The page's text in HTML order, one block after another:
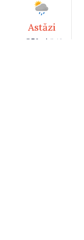
Astăzi
+35° / 24°